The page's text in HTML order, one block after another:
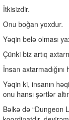
İtkisizdir.
Onu boğan yoxdur.
Yəqin belə olması
Çünki biz artıq
İnsan
Yəqin ki, insanın
onu hansı şərtlər
Bəlkə də “Dungeon